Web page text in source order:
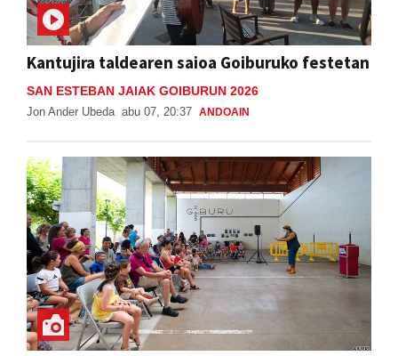
Kantujira taldearen saioa Goiburuko festetan
SAN ESTEBAN JAIAK GOIBURUN 2026
Jon Ander Ubeda abu 07, 20:37 ANDOAIN